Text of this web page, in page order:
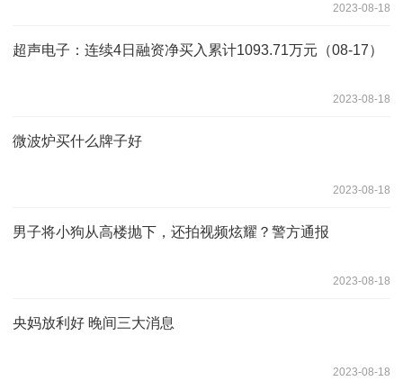
2023-08-18
超声电子：连续4日融资净买入累计1093.71万元（08-17）
2023-08-18
微波炉买什么牌子好
2023-08-18
男子将小狗从高楼抛下，还拍视频炫耀？警方通报
2023-08-18
央妈放利好 晚间三大消息
2023-08-18